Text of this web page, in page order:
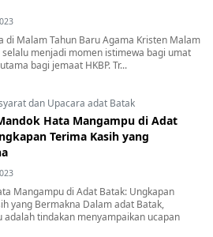
di Malam Tahun Baru Agama Kristen Malam
menjadi momen istimewa bagi umat
bagi jemaat HKBP. Tr...
dan Upacara adat Batak
Hata Mangampu di Adat
Terima Kasih yang
Mangampu di Adat Batak: Ungkapan
yang Bermakna Dalam adat Batak,
adalah tindakan menyampaikan ucapan